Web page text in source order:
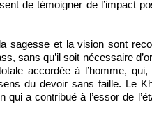
de témoigner de l’impact
sagesse et la vision sont
sans qu’il soit nécessaire
accordée à l’homme,
du devoir sans faille. Le
qui a contribué à l’essor de